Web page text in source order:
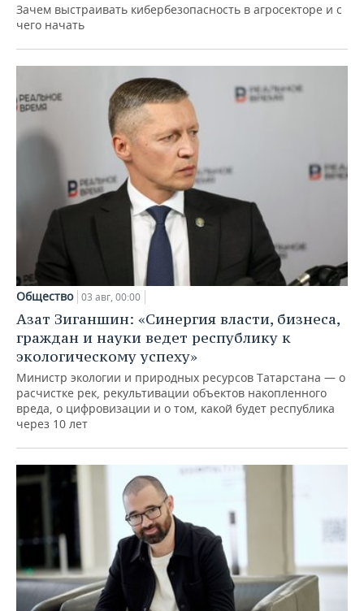
Зачем выстраивать кибербезопасность в агросекторе и с
чего начать
Общество 03 авг, 00:00
Азат Зиганшин: «Синергия власти, бизнеса,
граждан и науки ведет республику к
экологическому успеху»
Министр экологии и природных ресурсов Татарстана — о
расчистке рек, рекультивации объектов накопленного
вреда, о цифровизации и о том, какой будет республика
через 10 лет